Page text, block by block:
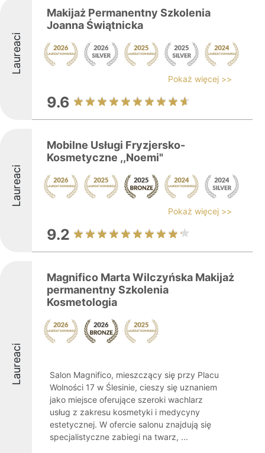
Laureaci
Makijaż Permanentny Szkolenia
Joanna Świątnicka
Pokaż więcej >>
9.6
Laureaci
Mobilne Usługi Fryzjersko-
Kosmetyczne ,,Noemi"
Pokaż więcej >>
9.2
Laureaci
Magnifico Marta Wilczyńska Makijaż
permanentny Szkolenia
Kosmetologia
Salon Magnifico, mieszczący się przy Placu
Wolności 17 w Ślesinie, cieszy się uznaniem
jako miejsce oferujące szeroki wachlarz
usług z zakresu kosmetyki i medycyny
estetycznej. W ofercie salonu znajdują się
specjalistyczne zabiegi na twarz, ...